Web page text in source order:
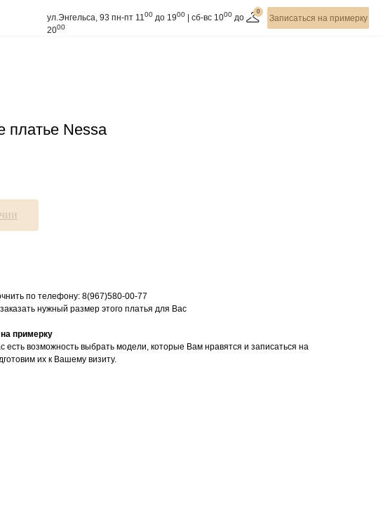
Записаться на примерку
ул.Энгельса, 93 пн-пт 1100 до 1900 | cб-вс 1000 до
2000
0
платье Nessa
по телефону: 8(967)580-00-77
нужный размер этого платья для Вас
примерку
есть возможность выбрать модели, которые Вам нравятся и записаться на
их к Вашему визиту.